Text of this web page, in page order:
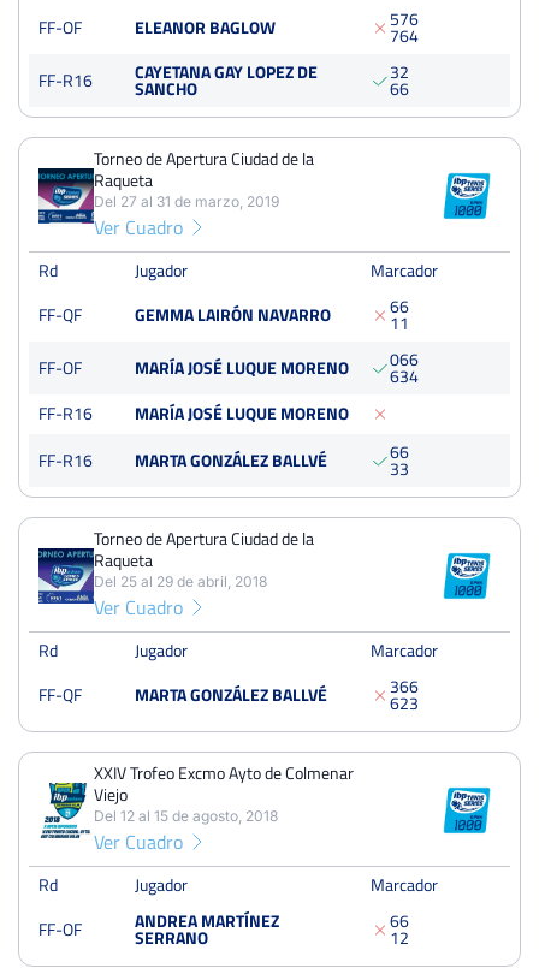
PERDIDOS JUEGOS
163
LV Trofeo Guillermo Bertrán in Memoriam CT Chamartín
Del 13 al 19 de septiembre, 2021
Octavos
Torneo de Apertura Ciudad de la Raqueta
Cuartos
dura
Torneo de Apertura Ciudad de la Raqueta
Cuartos
125 Puntos
Dura
XXIV Trofeo Excmo Ayto de Colmenar Viejo
Del 12 al 15 de agosto, 2018
Octavos
LV Trofeo Guillermo Bertrán in Memoriam CT Chamartín
Del 25 al 30 de septiembre, 2018
Octavos
FF-OF
ELEANOR BAGLOW 5
7
7
6
6
4
FF-R16
CAYETANA GAY LOPEZ DE
SANCHO
3
6
2
6
Torneo de Apertura Ciudad de la
Raqueta
Del 27 al 31 de marzo, 2019
Ver Cuadro
Rd Jugador
Marcador
FF-QF
GEMMA LAIRÓN NAVARRO 6
1
6
1
FF-OF
MARÍA JOSÉ LUQUE MORENO 0
6
6
3
6
4
FF-R16
MARÍA JOSÉ LUQUE MORENO
FF-R16
MARTA GONZÁLEZ BALLVÉ 6
3
6
3
Torneo de Apertura Ciudad de la
Raqueta
Del 25 al 29 de abril, 2018
Ver Cuadro
Rd Jugador
Marcador
FF-QF
MARTA GONZÁLEZ BALLVÉ 3
6
6
2
6
3
XXIV Trofeo Excmo Ayto de Colmenar
Viejo
Del 12 al 15 de agosto, 2018
Ver Cuadro
Rd Jugador
Marcador
FF-OF
ANDREA MARTÍNEZ
SERRANO
6
1
6
2